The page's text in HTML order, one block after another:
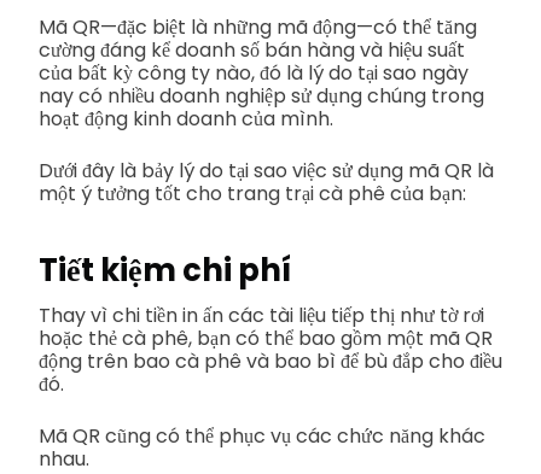
Mã QR—đặc biệt là những mã động—có thể tăng
cường đáng kể doanh số bán hàng và hiệu suất
của bất kỳ công ty nào, đó là lý do tại sao ngày
nay có nhiều doanh nghiệp sử dụng chúng trong
hoạt động kinh doanh của mình.
Dưới đây là bảy lý do tại sao việc sử dụng mã QR là
một ý tưởng tốt cho trang trại cà phê của bạn:
Tiết kiệm chi phí
Thay vì chi tiền in ấn các tài liệu tiếp thị như tờ rơi
hoặc thẻ cà phê, bạn có thể bao gồm một mã QR
động trên bao cà phê và bao bì để bù đắp cho điều
đó.
Mã QR cũng có thể phục vụ các chức năng khác
nhau.